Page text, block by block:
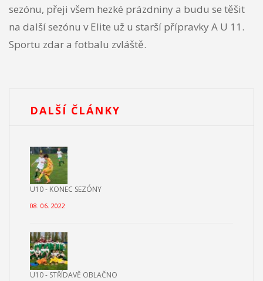
sezónu, přeji všem hezké prázdniny a budu se těšit
na další sezónu v Elite už u starší přípravky A U 11.
Sportu zdar a fotbalu zvláště.
DALŠÍ ČLÁNKY
U10 - KONEC SEZÓNY
08. 06. 2022
U10 - STŘÍDAVĚ OBLAČNO